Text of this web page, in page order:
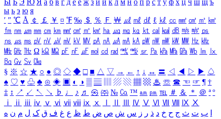
Ы Ь Э Ю Я а б в г д е ё ж з и й к л м н о п р с т у ф х ц ч ш щ ъ
ы ь э ю я
′ ″ ℃ Å ￠ ￡ ￥ ¤ ℉ ‰ ＄ ％ Ｆ ￦ ㎕ ㎖ ㎗ ℓ ㎘ ㏄ ㎣ ㎤ ㎥ ㎦
㎙ ㎚ ㎛ ㎜ ㎝ ㎞ ㎟ ㎠ ㎡ ㎢ ㏊ ㎍ ㎎ ㎏ ㏏ ㎈ ㎉ ㏈ ㎧ ㎨ ㎰
㎱ ㎲ ㎳ ㎴ ㎵ ㎶ ㎷ ㎸ ㎹ ㎀ ㎁ ㎂ ㎃ ㎄ ㎺ ㎻ ㎽ ㎾ ㎿ ㎐ ㎑
㎒ ㎓ ㎔ Ω ㏀ ㏁ ㎊ ㎋ ㎌ ㏖ ㏅ ㎭ ㎮ ㎯ ㏛ ㎩ ㎪ ㎫ ㎬ ㏝ ㏐
㏓
㏃ ㏉ ㏜ ㏆
§ ※ ☆ ★ ○ ● ◎ ◇ ◆ □ ■ △ ▽ → ← ↑ ↓ ↔ 〓 ◁ ◀ ▷ ▶ ♤
♠ ♡ ♥ ♧ ♣ ⊙ ◈ ▣ ◐ ◑ ▒ ▤ ▨ ▧ ▦ ▩ ♨ ☏ ☎ ☜ ☞ ¶ †
‡ ↕ ↗ ↙ ↖ ↘ ♭ ♩ ♪ ♬ ㉿ ㈜ № ㏇ ™ ㏂ ㏘ ℡ ＃ ＆ ＊ ＠ ª º
ⅰ
ⅱ ⅲ ⅳ ⅴ ⅵ ⅶ ⅷ ⅸ ⅹ Ⅳ Ⅴ Ⅵ Ⅶ Ⅷ Ⅸ Ⅹ
ب ت ث ج ح خ د ذ ر ز س ش ص ض ط ظ ع غ ف ق ک ل م ن ه